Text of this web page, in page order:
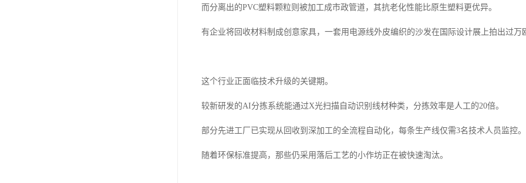
而分离出的PVC塑料颗粒则被加工成市政管道，其抗老化性能比原生塑料更优异。
有企业将回收材料制成创意家具，一套用电源线外皮编织的沙发在国际设计展上拍出过万
这个行业正面临技术升级的关键期。
较新研发的AI分拣系统能通过X光扫描自动识别线材种类，分拣效率是人工的20倍。
部分先进工厂已实现从回收到深加工的全流程自动化，每条生产线仅需3名技术人员监控。
随着环保标准提高，那些仍采用落后工艺的小作坊正在被快速淘汰。